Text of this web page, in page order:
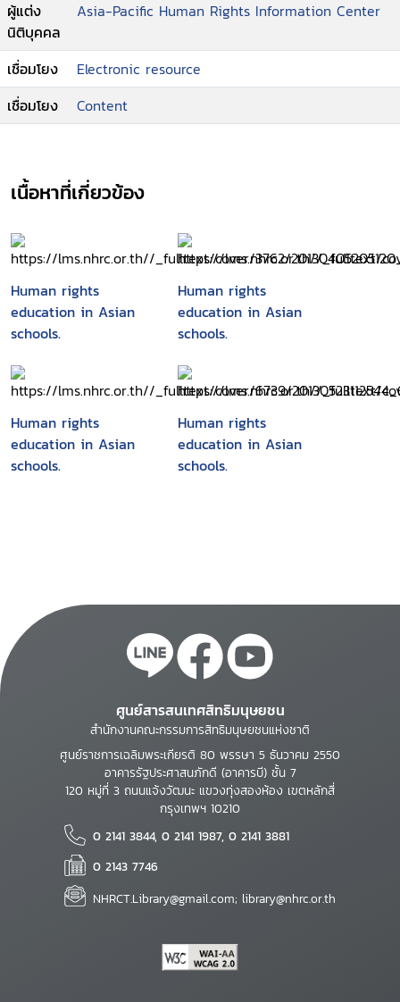
ผู้แต่ง
นิติบุคคล
Asia-Pacific Human Rights Information Center
เชื่อมโยง
Electronic resource
เชื่อมโยง
Content
เนื้อหาที่เกี่ยวข้อง
Human rights
education in Asian
schools.
Human rights
education in Asian
schools.
Human rights
education in Asian
schools.
Human rights
education in Asian
schools.
ศูนย์สารสนเทศสิทธิมนุษยชน
สำนักงานคณะกรรมการสิทธิมนุษยชนแห่งชาติ
ศูนย์ราชการเฉลิมพระเกียรติ 80 พรรษา 5 ธันวาคม 2550
อาคารรัฐประศาสนภักดี (อาคารบี) ชั้น 7
120 หมู่ที่ 3 ถนนแจ้งวัฒนะ แขวงทุ่งสองห้อง เขตหลักสี่
กรุงเทพฯ 10210
0 2141 3844, 0 2141 1987, 0 2141 3881
0 2143 7746
NHRCT.Library@gmail.com; library@nhrc.or.th